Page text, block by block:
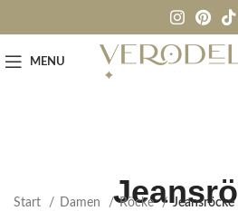
MENU
Start Damen Röcke
Jeansröcke